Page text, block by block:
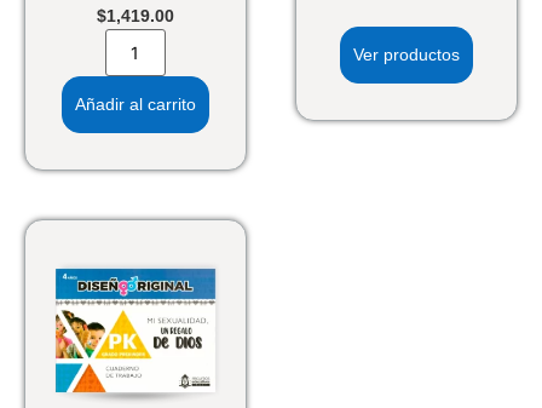
$1,419.00
Añadir al carrito
Ver productos